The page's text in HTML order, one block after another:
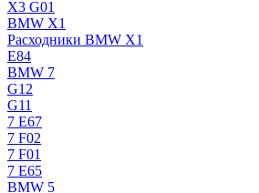
X3 G01
BMW X1
Расходники BMW X1
E84
BMW 7
G12
G11
7 Е67
7 F02
7 F01
7 E65
BMW 5